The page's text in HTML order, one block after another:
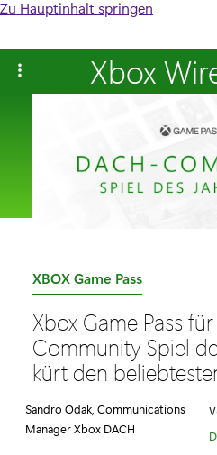
Zu Hauptinhalt springen
Xbox
K
t
e
g
r
XBOX Game Pass
Xbox Game Pass
Community Spiel
kürt den
Sandro Odak, Communications
Manager Xbox DACH